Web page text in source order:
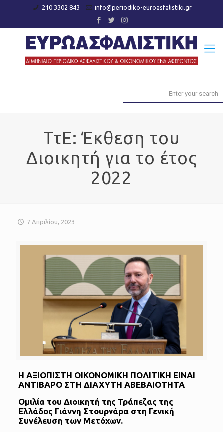
210 3302 843 info@periodiko-euroasfalistiki.gr
ΤτΕ: Έκθεση του
Διοικητή για το έτος
2022
7 Απριλίου, 2023
Η ΑΞΙΟΠΙΣΤΗ ΟΙΚΟΝΟΜΙΚΗ ΠΟΛΙΤΙΚΗ ΕΙΝΑΙ
ΑΝΤΙΒΑΡΟ ΣΤΗ ΔΙΑΧΥΤΗ ΑΒΕΒΑΙΟΤΗΤΑ
Ομιλία του Διοικητή της Τράπεζας της
Ελλάδος Γιάννη Στουρνάρα στη Γενική
Συνέλευση των Μετόχων.